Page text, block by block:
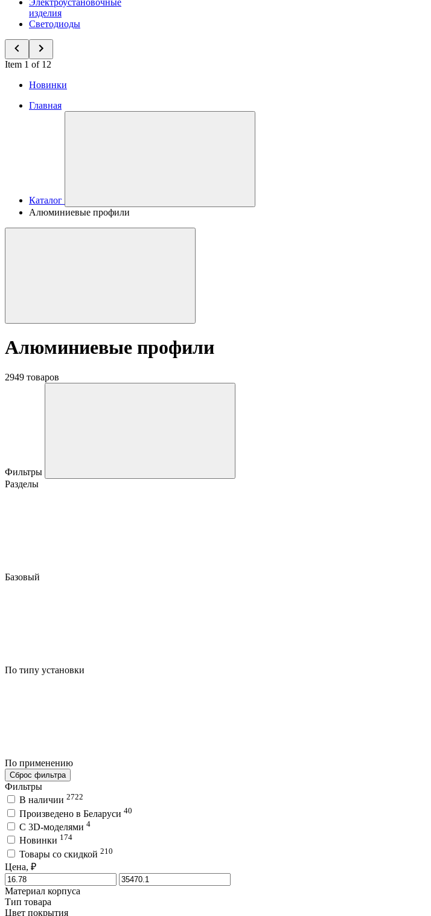
Электроустановочные
изделия
Светодиоды
Item 1 of 12
Новинки
Главная
Каталог
Алюминиевые профили
Алюминиевые профили
2949 товаров
Фильтры
Разделы
Базовый
По типу установки
По применению
Сброс фильтра
Фильтры
В наличии 2722
Произведено в Беларуси 40
C 3D-моделями 4
Новинки 174
Товары со скидкой 210
Цена, ₽
Материал корпуса
Тип товара
Цвет покрытия